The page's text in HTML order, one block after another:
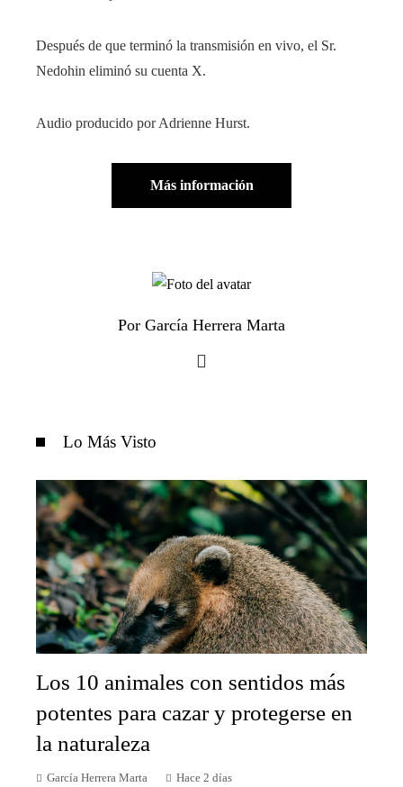
Después de que terminó la transmisión en vivo, el Sr.
Nedohin eliminó su cuenta X.
Audio producido por Adrienne Hurst.
Más información
Por García Herrera Marta
Lo Más Visto
Los 10 animales con sentidos más
potentes para cazar y protegerse en
la naturaleza
García Herrera Marta Hace 2 días